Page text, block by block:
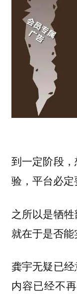
到一定阶段
验，平台必定
之所以是牺
就在于是否能
龚宇无疑已
内容已经不